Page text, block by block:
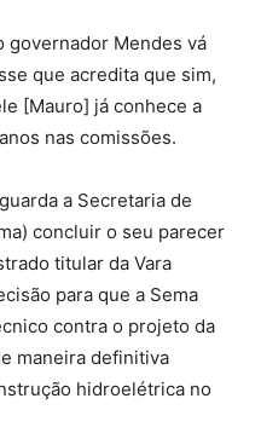
governador Mendes vá
que acredita que sim,
[Mauro] já conhece a
nas comissões.
a Secretaria de
concluir o seu parecer
titular da Vara
para que a Sema
contra o projeto da
maneira definitiva
hidroelétrica no